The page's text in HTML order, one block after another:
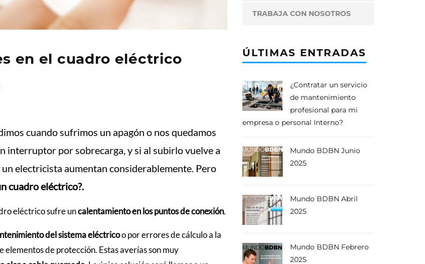
en el cuadro eléctrico
cuando sufrimos un apagón o nos quedamos
interruptor por sobrecarga, y si al subirlo vuelve a
electricista aumentan considerablemente. Pero
cuadro eléctrico?.
eléctrico sufre uncalentamiento en los puntos de conexión.
del sistema eléctricoo por errores de cálculo a la
de protección. Estas averías son muy
TRABAJA CON NOSOTROS
ÚLTIMAS ENTRADAS
¿Contratar un servicio
de mantenimiento
profesional para mi
empresa o personal Interno?
Mundo BDBN Junio
2025
Mundo BDBN Abril
2025
Mundo BDBN Febrero
2025